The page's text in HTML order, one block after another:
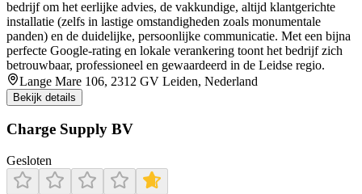
bedrijf om het eerlijke advies, de vakkundige, altijd klantgerichte
installatie (zelfs in lastige omstandigheden zoals monumentale
panden) en de duidelijke, persoonlijke communicatie. Met een bijna
perfecte Google-rating en lokale verankering toont het bedrijf zich
betrouwbaar, professioneel en gewaardeerd in de Leidse regio.
Lange Mare 106, 2312 GV Leiden, Nederland
Bekijk details
Charge Supply BV
Gesloten